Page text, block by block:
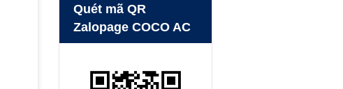
Quét mã QR
Zalopage COCO AC